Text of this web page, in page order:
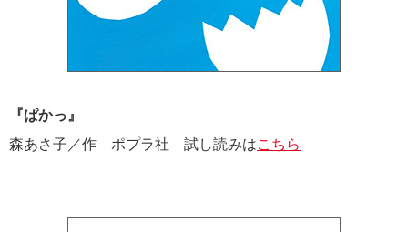
『ぱかっ』
森あさ子／作 ポプラ社 試し読みはこちら